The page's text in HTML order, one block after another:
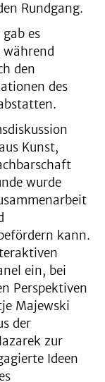
Rundgang.
es
den
des
Kunst,
wurde
kann.
ein, bei
Perspektiven
Majewski
der
zur
Ideen